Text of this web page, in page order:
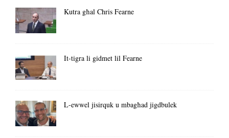
Kutra għal Chris Fearne
It-tigra li gidmet lil Fearne
L-ewwel jisirquk u mbagħad jigdbulek